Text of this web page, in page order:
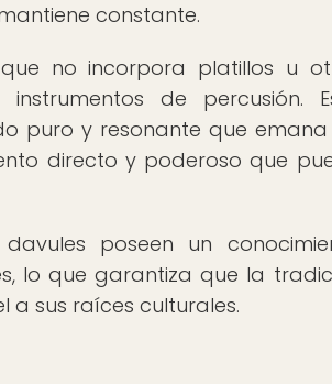
constante.
no incorpora platillos u
de percusión.
puro y resonante que
directo y poderoso que
poseen un
lo que garantiza que la
a sus raíces culturales.